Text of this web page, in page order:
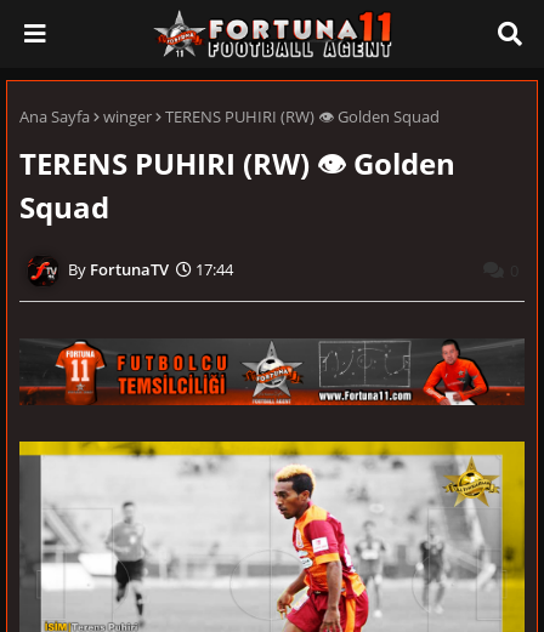
Ana Sayfa winger TERENS PUHIRI (RW) 👁 Golden Squad
TERENS PUHIRI (RW) 👁 Golden
Squad
FortunaTV 17:44